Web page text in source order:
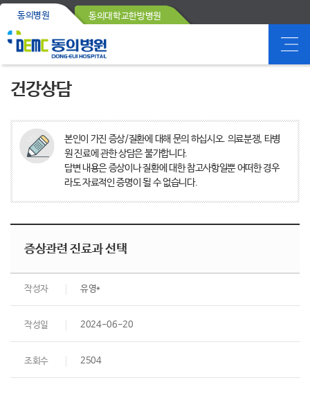
동의병원 동의대학교한방병원
건강상담
본인이 가진 증상/질환에 대해 문의 하십시오. 의료분쟁, 타병
원 진료에 관한 상담은 불가합니다.
답변 내용은 증상이나 질환에 대한 참고사항일뿐 어떠한 경우
라도 자료적인 증명이 될 수 없습니다.
증상관련 진료과 선택
작성자 유영*
작성일 2024-06-20
조회수 2504